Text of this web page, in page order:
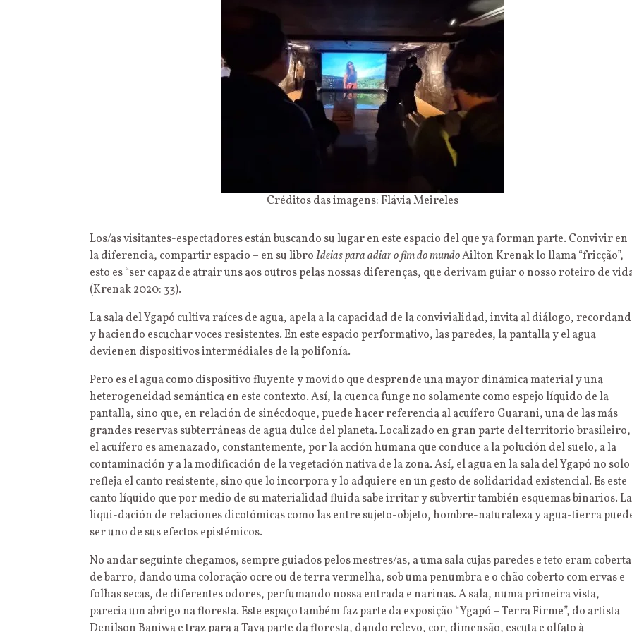
Créditos das imagens: Flávia Meireles
Los/as visitantes-espectadores están buscando su lugar en este espacio del que ya forman parte. Convivir en
la diferencia, compartir espacio – en su libroIdeias para adiar o fim do mundoAilton Krenak lo llama “fricção”,
esto es “ser capaz de atrair uns aos outros pelas nossas diferenças, que derivam guiar o nosso roteiro de
(Krenak 2020: 33).
La sala del Ygapó cultiva raíces de agua, apela a la capacidad de la convivialidad, invita al diálogo,
y haciendo escuchar voces resistentes. En este espacio performativo, las paredes, la pantalla y el agua
devienen dispositivos intermédiales de la polifonía.
Pero es el agua como dispositivo fluyente y movido que desprende una mayor dinámica material y una
heterogeneidad semántica en este contexto. Así, la cuenca funge no solamente como espejo líquido de la
pantalla, sino que, en relación de sinécdoque, puede hacer referencia al acuífero Guarani, una de las más
grandes reservas subterráneas de agua dulce del planeta. Localizado en gran parte del territorio brasileiro,
el acuífero es amenazado, constantemente, por la acción humana que conduce a la polución del suelo, a la
contaminación y a la modificación de la vegetación nativa de la zona. Así, el agua en la sala del Ygapó no solo
refleja el canto resistente, sino que lo incorpora y lo adquiere en un gesto de solidaridad existencial. Es este
canto líquido que por medio de su materialidad fluida sabe irritar y subvertir también esquemas binarios. La
liqui-dación de relaciones dicotómicas como las entre sujeto-objeto, hombre-naturaleza y agua-tierra
ser uno de sus efectos epistémicos.
No andar seguinte chegamos, sempre guiados pelos mestres/as, a uma sala cujas paredes e teto eram
de barro, dando uma coloração ocre ou de terra vermelha, sob uma penumbra e o chão coberto com ervas e
folhas secas, de diferentes odores, perfumando nossa entrada e narinas. A sala, numa primeira vista,
parecia um abrigo na floresta. Este espaço também faz parte da exposição “Ygapó – Terra Firme”, do artista
Denilson Baniwa e traz para a Tava parte da floresta, dando relevo, cor, dimensão, escuta e olfato à